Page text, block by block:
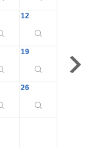
12
19
26